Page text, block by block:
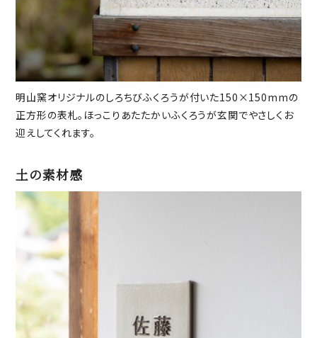
明山窯オリジナルのしろちびふくろうが付いた150×150mmの
正方形の表札。ほっこりあたたかいふくろうが玄関でやさしくお
迎えしてくれます。
土の素材感